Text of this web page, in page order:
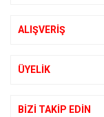
ALIŞVERİŞ
ÜYELİK
BİZİ TAKİP EDİN